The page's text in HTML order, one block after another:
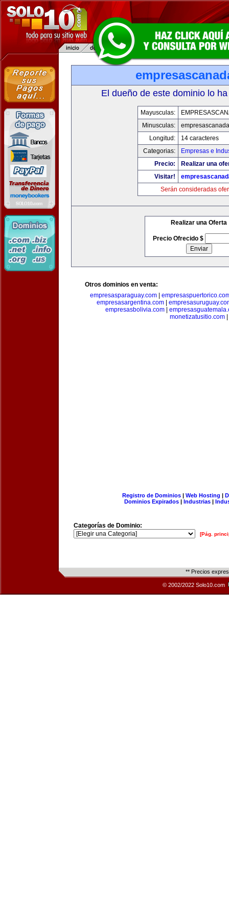
El dueño de este dominio lo
Mayusculas:
Minusculas:
Longitud:
14 caracteres
Categorias:
Empresas e
Precio:
Realizar una
Visitar!
Serán consideradas
Realizar una Oferta
Precio Ofrecido $
Otros dominios en venta:
empresasparaguay.com|
empresasargentina.com|
empresasbolivia.com
monetizatusitio.com
Registro de Dominios| Web Hosting |
Dominios Expirados | Industrias |
Categorías de Dominio:
[Pág.
** Precios
© 2002/2022 Solo10.com